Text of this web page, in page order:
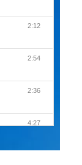
2:12
2:54
2:36
4:27